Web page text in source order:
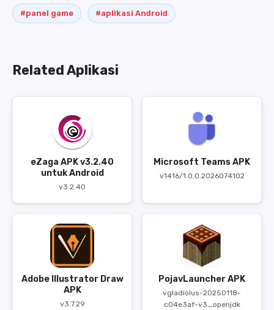
#panel game #aplikasi Android
Related Aplikasi
eZaga APK v3.2.40
untuk Android
v3.2.40
Microsoft Teams APK
v1416/1.0.0.2026074102
Adobe Illustrator Draw
APK
v3.7.29
PojavLauncher APK
vgladiolus-20250118-
c04e3af-v3_openjdk